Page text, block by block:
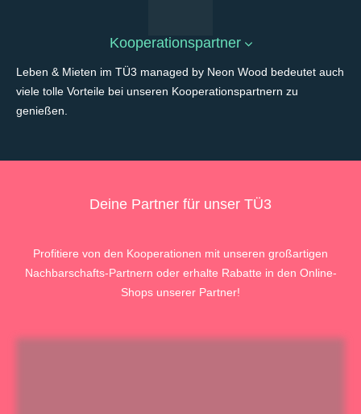
Kooperationspartner
Leben & Mieten im TÜ3 managed by Neon Wood bedeutet auch
viele tolle Vorteile bei unseren Kooperationspartnern zu
genießen.
Deine Partner für unser TÜ3
Profitiere von den Kooperationen mit unseren großartigen
Nachbarschafts-Partnern oder erhalte Rabatte in den Online-
Shops unserer Partner!